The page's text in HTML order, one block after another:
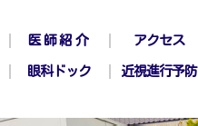
医師紹介 アクセス
眼科ドック 近視進行予防